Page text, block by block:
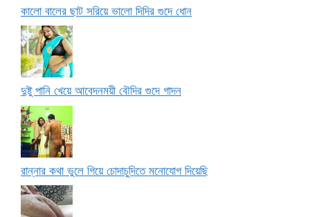
কালো বালের ছাট সরিয়ে ভালো দিদির গুদে ধোন
দুষ্টু পানি খেয়ে আবেদনময়ী বৌদির গুদে গাদন
রান্নার কথা ভুলে গিয়ে চোদাচুদিতে মনোযোগ দিয়েছি